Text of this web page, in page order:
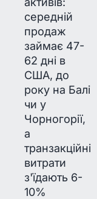
середній
продаж
займає 47-
62 дні в
США, до
року на Балі
чи у
Чорногорії,
а
транзакційні
витрати
з'їдають 6-
10%